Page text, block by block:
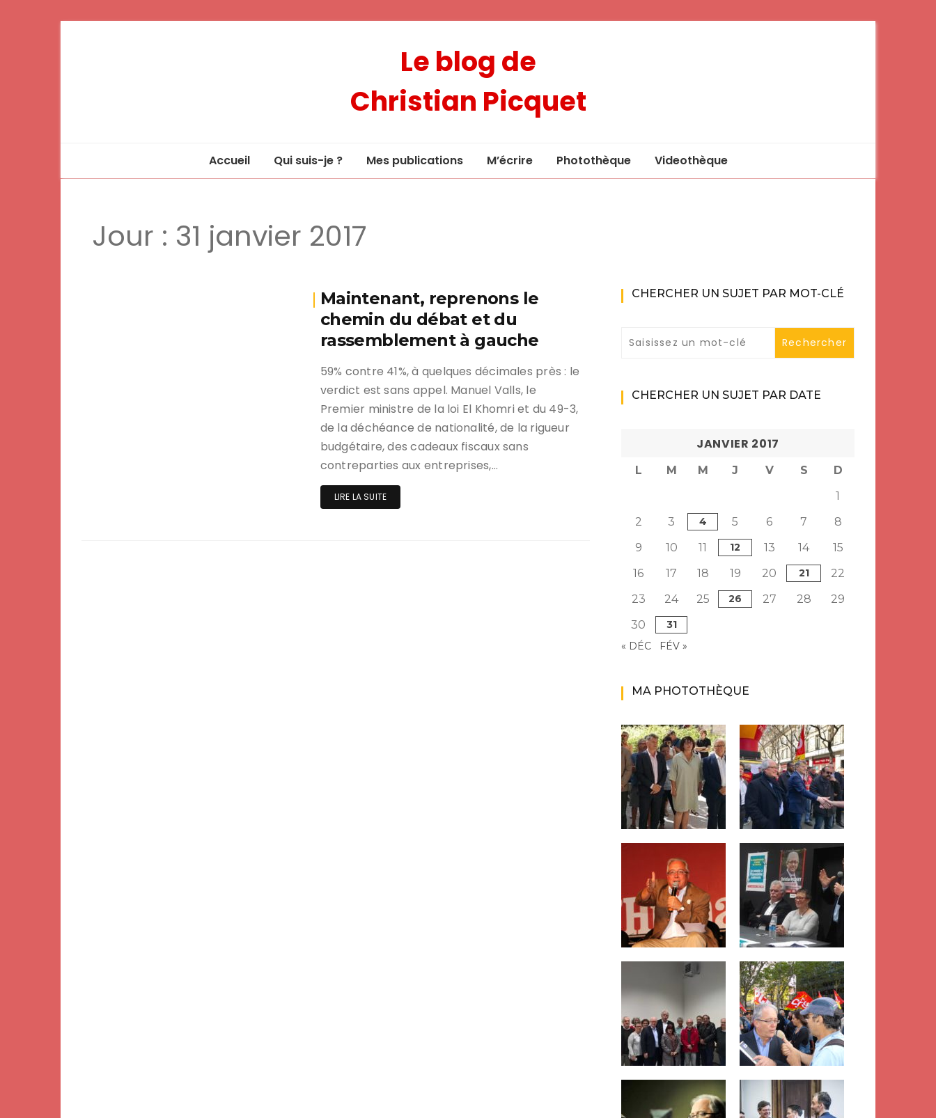
Le blog de
Christian Picquet
Accueil Qui suis-je ? Mes publications M’écrire Photothèque Videothèque
Jour : 31 janvier 2017
Maintenant, reprenons le
chemin du débat et du
rassemblement à gauche
59% contre 41%, à quelques décimales près : le
verdict est sans appel. Manuel Valls, le
Premier ministre de la loi El Khomri et du 49-3,
de la déchéance de nationalité, de la rigueur
budgétaire, des cadeaux fiscaux sans
contreparties aux entreprises,…
LIRE LA SUITE
CHERCHER UN SUJET PAR MOT-CLÉ
CHERCHER UN SUJET PAR DATE
JANVIER 2017
L M M J V S
D
1
2
3 4 5 6 7
8
9
10 11 12 13 14
15
16
17 18 19 20 21
22
23
24 25 26 27 28
29
30
31
« DÉC
FÉV »
MA PHOTOTHÈQUE